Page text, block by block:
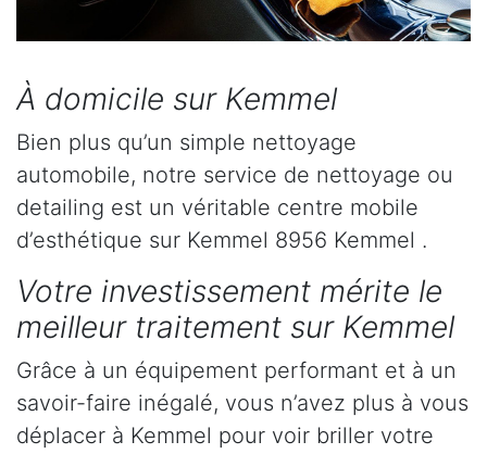
À domicile sur Kemmel
Bien plus qu’un simple nettoyage
automobile, notre service de nettoyage ou
detailing est un véritable centre mobile
d’esthétique sur Kemmel 8956 Kemmel .
Votre investissement mérite le
meilleur traitement sur Kemmel
Grâce à un équipement performant et à un
savoir-faire inégalé, vous n’avez plus à vous
déplacer à Kemmel pour voir briller votre